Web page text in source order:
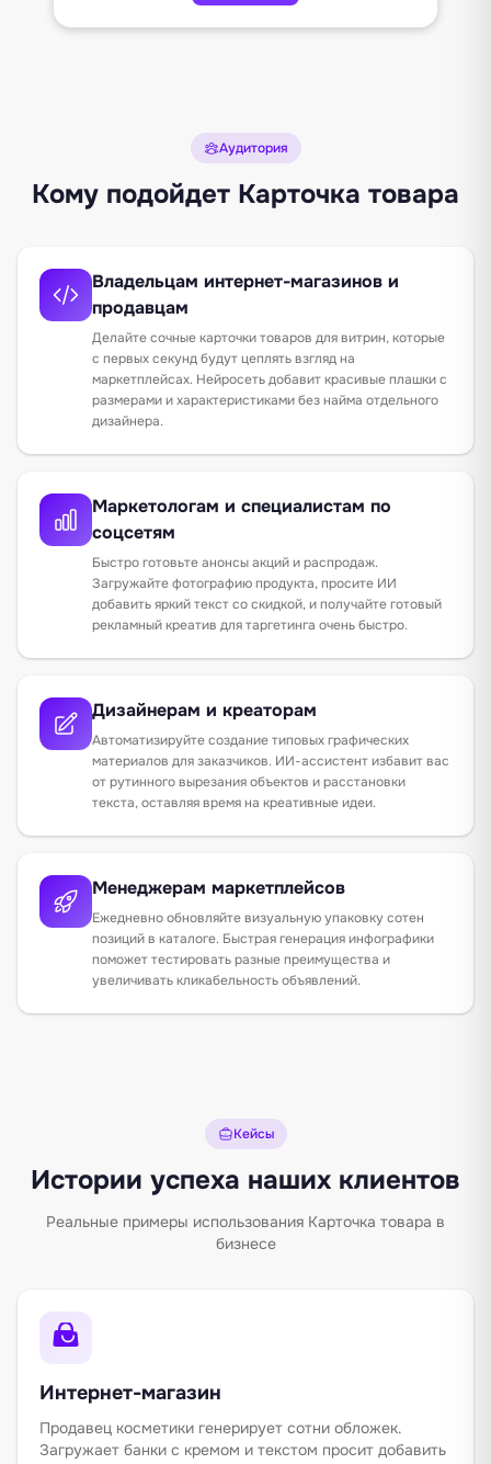
Аудитория
Кому подойдет Карточка товара
Владельцам интернет-магазинов и
продавцам
Делайте сочные карточки товаров для витрин, которые
с первых секунд будут цеплять взгляд на
маркетплейсах. Нейросеть добавит красивые плашки с
размерами и характеристиками без найма отдельного
дизайнера.
Маркетологам и специалистам по
соцсетям
Быстро готовьте анонсы акций и распродаж.
Загружайте фотографию продукта, просите ИИ
добавить яркий текст со скидкой, и получайте готовый
рекламный креатив для таргетинга очень быстро.
Дизайнерам и креаторам
Автоматизируйте создание типовых графических
материалов для заказчиков. ИИ-ассистент избавит вас
от рутинного вырезания объектов и расстановки
текста, оставляя время на креативные идеи.
Менеджерам маркетплейсов
Ежедневно обновляйте визуальную упаковку сотен
позиций в каталоге. Быстрая генерация инфографики
поможет тестировать разные преимущества и
увеличивать кликабельность объявлений.
Кейсы
Истории успеха наших клиентов
Реальные примеры использования Карточка товара в
бизнесе
Интернет-магазин
Продавец косметики генерирует сотни обложек.
Загружает банки с кремом и текстом просит добавить